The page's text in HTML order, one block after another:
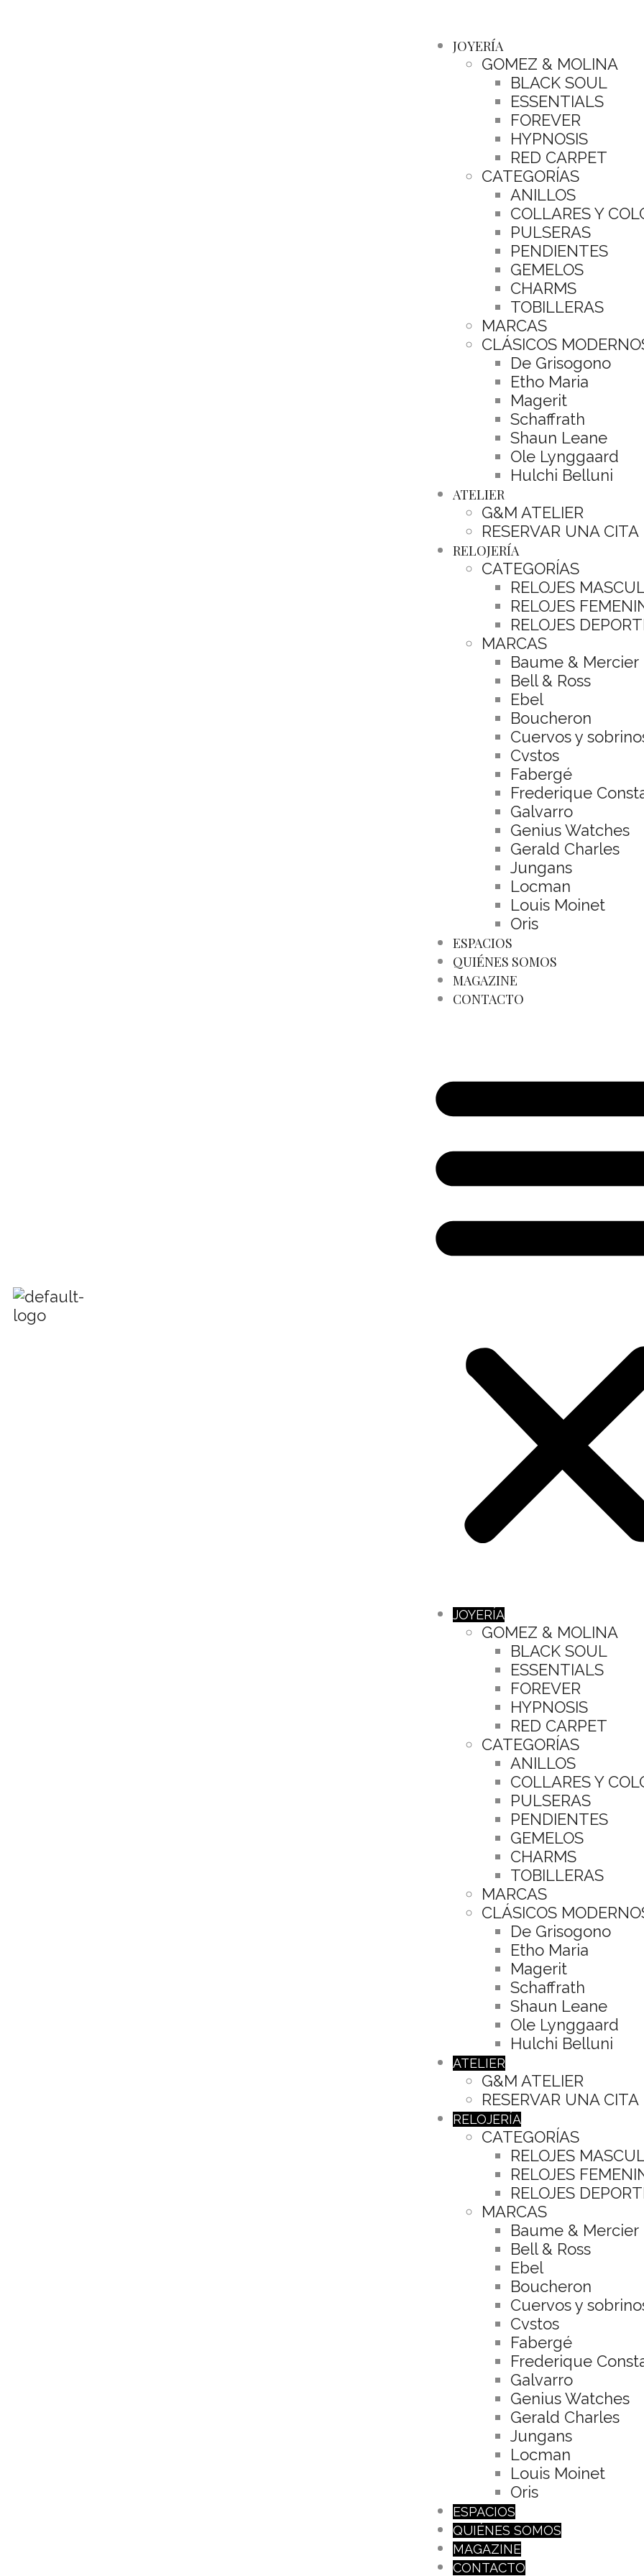
JOYERÍA
GOMEZ & MOLINA
BLACK SOUL
ESSENTIALS
FOREVER
HYPNOSIS
RED CARPET
CATEGORÍAS
ANILLOS
COLLARES Y
PULSERAS
PENDIENTES
GEMELOS
CHARMS
TOBILLERAS
MARCAS
CLÁSICOS
De Grisogono
Etho Maria
Magerit
Schaffrath
Shaun Leane
Ole Lynggaard
Hulchi Belluni
ATELIER
G&M ATELIER
RESERVAR UNA CITA
RELOJERÍA
CATEGORÍAS
RELOJES
RELOJES
RELOJES
MARCAS
Baume & Mercier
Bell & Ross
Ebel
Boucheron
Cuervos y
Cvstos
Fabergé
Frederique
Galvarro
Genius Watches
Gerald Charles
Jungans
Locman
Louis Moinet
Oris
ESPACIOS
QUIÉNES SOMOS
MAGAZINE
CONTACTO
JOYERÍA
GOMEZ & MOLINA
BLACK SOUL
ESSENTIALS
FOREVER
HYPNOSIS
RED CARPET
CATEGORÍAS
ANILLOS
COLLARES Y
PULSERAS
PENDIENTES
GEMELOS
CHARMS
TOBILLERAS
MARCAS
CLÁSICOS
De Grisogono
Etho Maria
Magerit
Schaffrath
Shaun Leane
Ole Lynggaard
Hulchi Belluni
ATELIER
G&M ATELIER
RESERVAR UNA CITA
RELOJERÍA
CATEGORÍAS
RELOJES
RELOJES
RELOJES
MARCAS
Baume & Mercier
Bell & Ross
Ebel
Boucheron
Cuervos y
Cvstos
Fabergé
Frederique
Galvarro
Genius Watches
Gerald Charles
Jungans
Locman
Louis Moinet
Oris
ESPACIOS
QUIÉNES SOMOS
MAGAZINE
CONTACTO